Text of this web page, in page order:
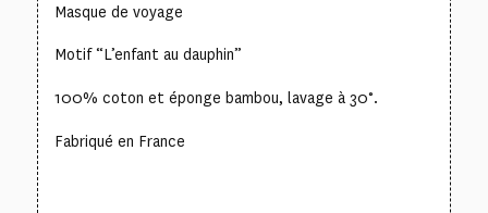
Masque de voyage
Motif “L’enfant au dauphin”
100% coton et éponge bambou, lavage à 30°.
Fabriqué en France